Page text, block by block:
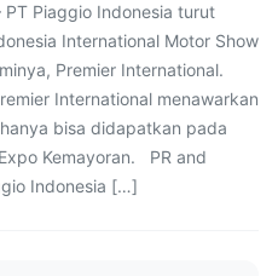
Piaggio Indonesia turut
International Motor Show
Premier International.
International menawarkan
bisa didapatkan pada
Kemayoran. PR and
Indonesia […]